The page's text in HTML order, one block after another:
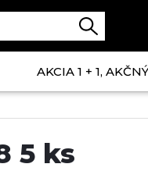
AKCIA 1 + 1,
5 ks